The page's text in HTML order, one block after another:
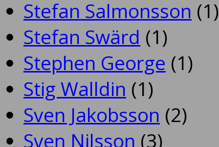
Stefan Salmonsson (1)
Stefan Swärd (1)
Stephen George (1)
Stig Walldin (1)
Sven Jakobsson (2)
Sven Nilsson (3)